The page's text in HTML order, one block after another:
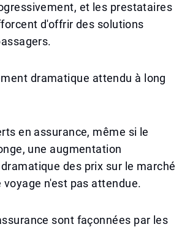
et les prestataires
d'offrir des solutions
dramatique attendu à long
en assurance, même si le
une augmentation
des prix sur le marché
voyage n'est pas attendue.
sont façonnées par les